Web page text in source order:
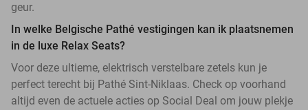
geur.
In welke Belgische Pathé vestigingen kan ik plaatsnemen
in de luxe Relax Seats?
Voor deze ultieme, elektrisch verstelbare zetels kun je
perfect terecht bij Pathé Sint-Niklaas. Check op voorhand
altijd even de actuele acties op Social Deal om jouw plekje